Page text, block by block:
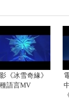
《冰雪奇緣》
語言MV